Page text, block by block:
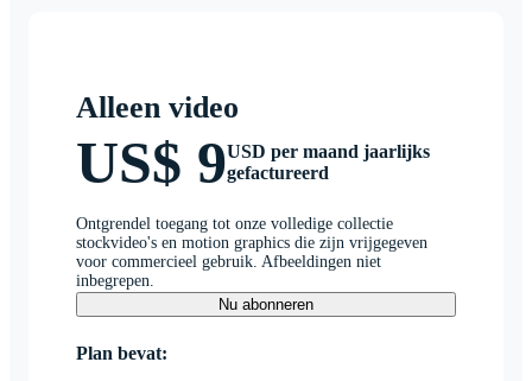
Alleen video
US$ 9USD per maand jaarlijks
gefactureerd
Ontgrendel toegang tot onze volledige collectie
stockvideo's en motion graphics die zijn vrijgegeven
voor commercieel gebruik. Afbeeldingen niet
inbegrepen.
Nu abonneren
Plan bevat: